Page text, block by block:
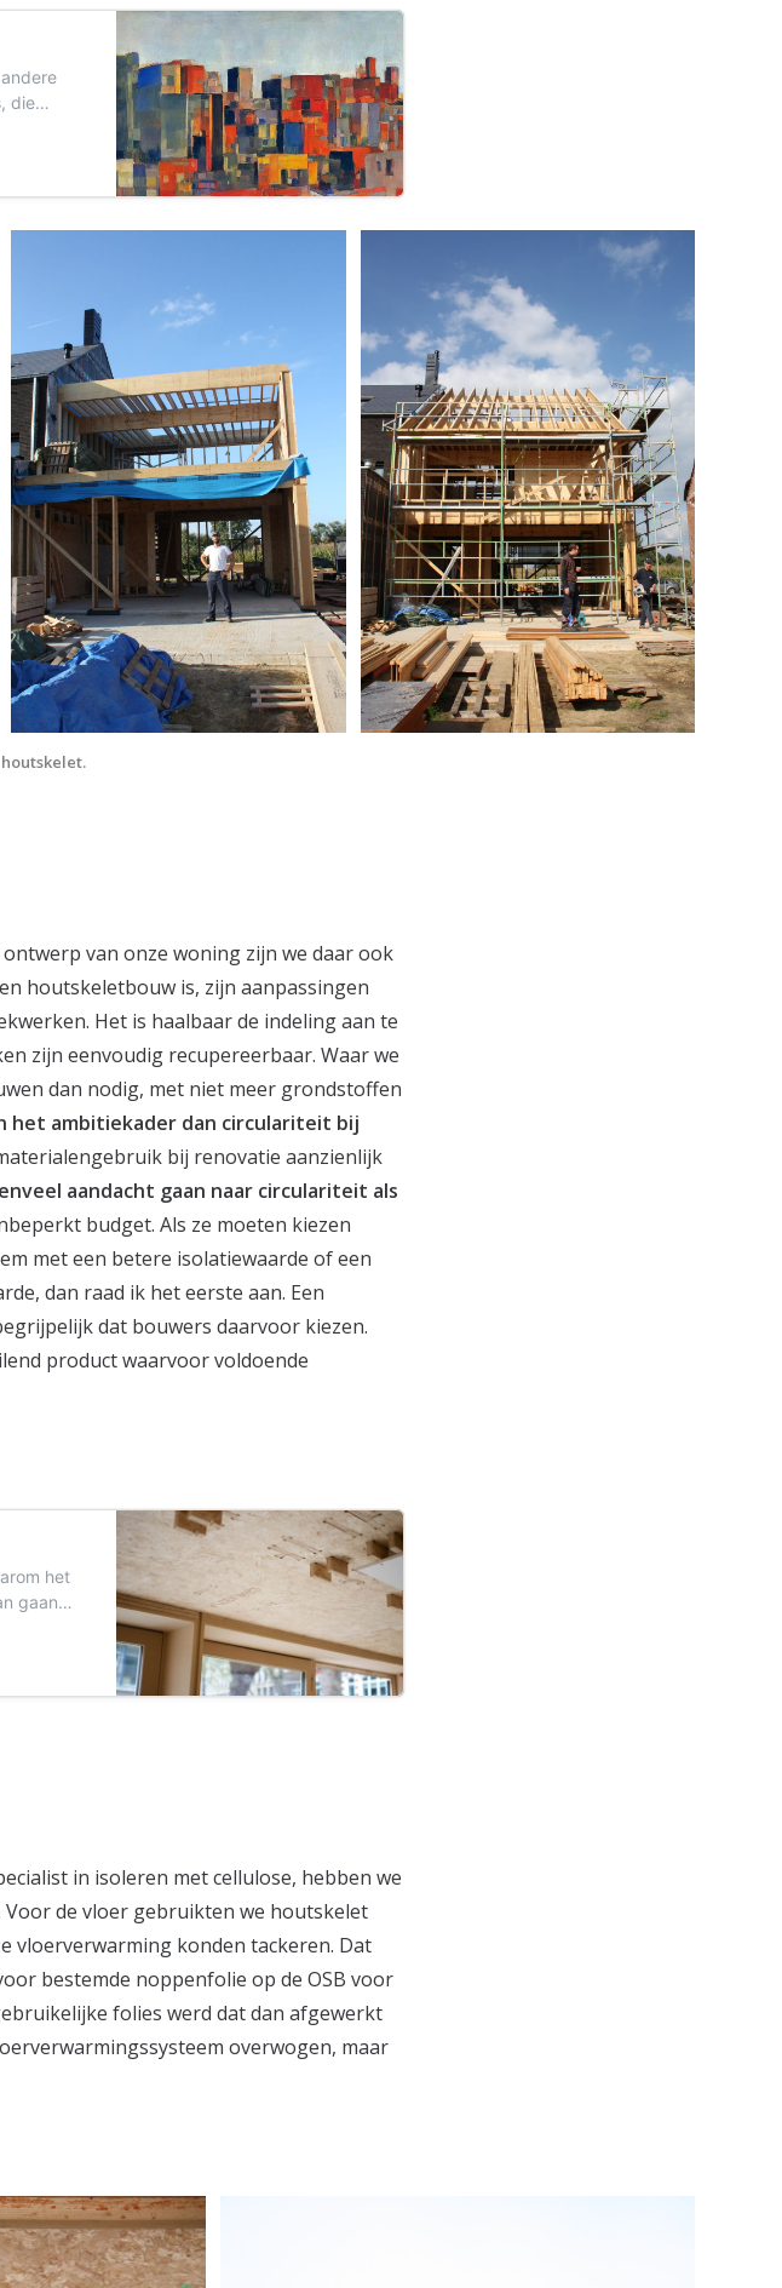
die
van onze woning zijn we daar ook
houtskeletbouw is, zijn aanpassingen
Het is haalbaar de indeling aan te
zijn eenvoudig recupereerbaar. Waar we
dan nodig, met niet meer grondstoffen
het ambitiekader dan circulariteit bij
bij renovatie aanzienlijk
aandacht gaan naar circulariteit als
budget. Als ze moeten kiezen
met een betere isolatiewaarde of een
dan raad ik het eerste aan. Een
dat bouwers daarvoor kiezen.
product waarvoor voldoende
het
gaan
in isoleren met cellulose, hebben we
de vloer gebruikten we houtskelet
vloerverwarming konden tackeren. Dat
bestemde noppenfolie op de OSB voor
folies werd dat dan afgewerkt
overwogen, maar